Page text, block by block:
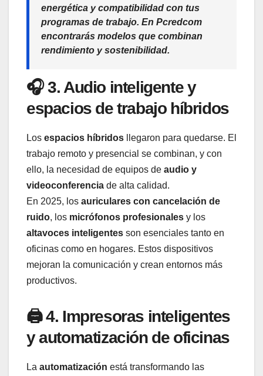
energética y compatibilidad con tus
programas de trabajo. En Pcredcom
encontrarás modelos que combinan
rendimiento y sostenibilidad.
🎧 3. Audio inteligente y
espacios de trabajo híbridos
Los espacios híbridos llegaron para quedarse. El
trabajo remoto y presencial se combinan, y con
ello, la necesidad de equipos de audio y
videoconferencia de alta calidad.
En 2025, los auriculares con cancelación de
ruido, los micrófonos profesionales y los
altavoces inteligentes son esenciales tanto en
oficinas como en hogares. Estos dispositivos
mejoran la comunicación y crean entornos más
productivos.
🖨️ 4. Impresoras inteligentes
y automatización de oficinas
La automatización está transformando las